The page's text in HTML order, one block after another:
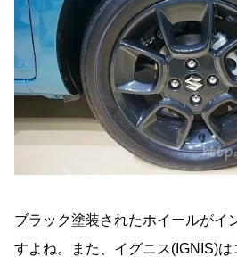
ブラック塗装されたホイールがイ
すよね。また、イグニス(IGNIS)